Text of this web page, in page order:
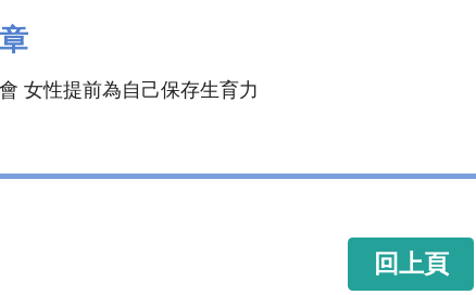
女性提前為自己保存生育力
回上頁